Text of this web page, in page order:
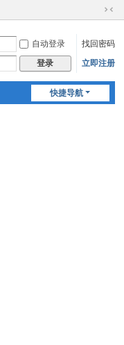
切
到
窄
自动登录
找回密码
登录 立即注册
快捷导航